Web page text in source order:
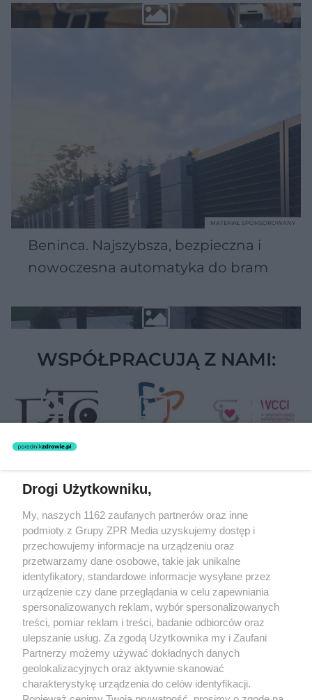
Beninca. Najszybsza, bezpieczna i
nowoczesna automatyka do bram
MATERIAŁ SPONSOROWANY
WSPÓŁPRACUJĄ Z NAMI:
rozpowszechniany lub dalej rozpowszechniany w jakikolwiek sposób
(w tym także elektroniczny lub mechaniczny) na jakimkolwiek polu
eksploatacji w jakiejkolwiek formie, włącznie z umieszczaniem w
Internecie bez pisemnej zgody właściciela praw. Jakiekolwiek użycie
lub wykorzystanie utworów w całości lub w części z naruszeniem
prawa, tzn. bez właściwej zgody, jest zabronione pod groźbą kary i
może być ścigane prawnie.
O nas
Drogi Użytkowniku,
My, naszych 1162 zaufanych partnerów oraz inne
podmioty z Grupy ZPR Media uzyskujemy dostęp i
przechowujemy informacje na urządzeniu oraz
przetwarzamy dane osobowe, takie jak unikalne
identyfikatory, standardowe informacje wysyłane przez
urządzenie czy dane przeglądania w celu zapewniania
spersonalizowanych reklam, wybór spersonalizowanych
treści, pomiar reklam i treści, badanie odbiorców oraz
ulepszanie usług. Za zgodą Użytkownika my i Zaufani
Partnerzy możemy używać dokładnych danych
geolokalizacyjnych oraz aktywnie skanować
charakterystykę urządzenia do celów identyfikacji.